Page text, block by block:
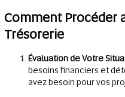
Comment Procéder
Trésorerie
Évaluation de Votre
besoins financiers et
avez besoin pour vos